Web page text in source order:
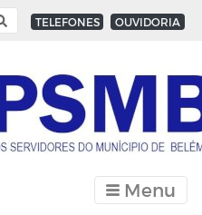
TELEFONES OUVIDORIA
Menu